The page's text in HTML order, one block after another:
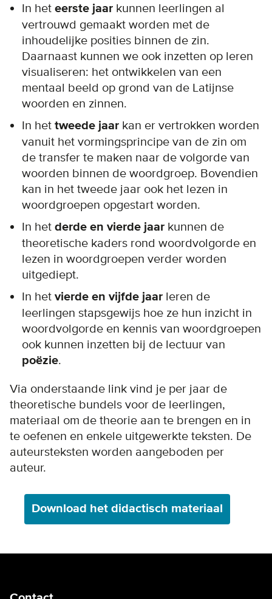
In het eerste jaar kunnen leerlingen al
vertrouwd gemaakt worden met de
inhoudelijke posities binnen de zin.
Daarnaast kunnen we ook inzetten op leren
visualiseren: het ontwikkelen van een
mentaal beeld op grond van de Latijnse
woorden en zinnen.
In het tweede jaar kan er vertrokken worden
vanuit het vormingsprincipe van de zin om
de transfer te maken naar de volgorde van
woorden binnen de woordgroep. Bovendien
kan in het tweede jaar ook het lezen in
woordgroepen opgestart worden.
In het derde en vierde jaar kunnen de
theoretische kaders rond woordvolgorde en
lezen in woordgroepen verder worden
uitgediept.
In het vierde en vijfde jaar leren de
leerlingen stapsgewijs hoe ze hun inzicht in
woordvolgorde en kennis van woordgroepen
ook kunnen inzetten bij de lectuur van
poëzie.
Via onderstaande link vind je per jaar de
theoretische bundels voor de leerlingen,
materiaal om de theorie aan te brengen en in
te oefenen en enkele uitgewerkte teksten. De
auteursteksten worden aangeboden per
auteur.
Download het didactisch materiaal